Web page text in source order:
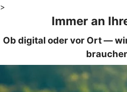
>
Immer an
Ob digital oder vor Ort —